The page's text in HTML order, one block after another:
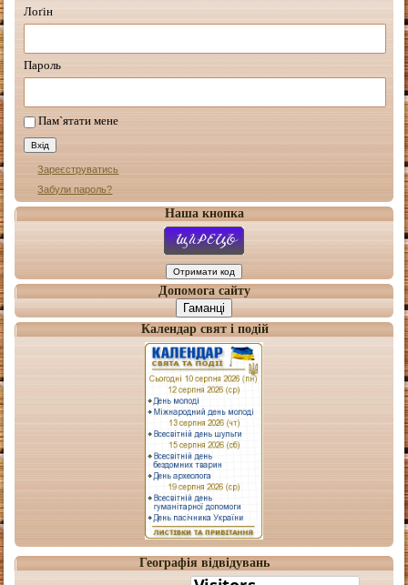
Лоґін
Пароль
Пам`ятати мене
Зареєструватись
Забули пароль?
Наша кнопка
Допомога сайту
Гаманці
Календар свят і подій
Географія відвідувань